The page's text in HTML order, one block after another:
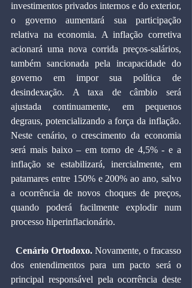
investimentos privados internos e do exterior,
o governo aumentará sua participação
relativa na economia. A inflação corretiva
acionará uma nova corrida preços-salários,
também sancionada pela incapacidade do
governo em impor sua política de
desindexação. A taxa de câmbio será
ajustada continuamente, em pequenos
degraus, potencializando a força da inflação.
Neste cenário, o crescimento da economia
será mais baixo – em torno de 4,5% - e a
inflação se estabilizará, inercialmente, em
patamares entre 150% e 200% ao ano, salvo
a ocorrência de novos choques de preços,
quando poderá facilmente explodir num
processo hiperinflacionário.
  Cenário Ortodoxo.
Novamente, o fracasso
dos entendimentos para um pacto será o
principal responsável pela ocorrência deste